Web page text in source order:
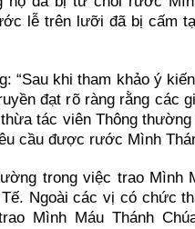
lễ trên lưỡi đã bị cấm
“Sau khi tham khảo ý
đạt rõ ràng rằng các
tác viên Thông
cầu được rước Mình
trong việc trao Mình
Ngoài các vị có chức
Mình Máu Thánh